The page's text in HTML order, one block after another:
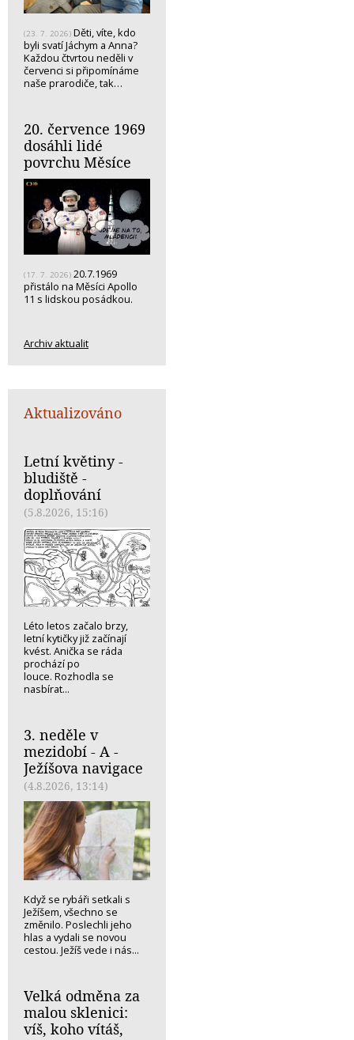
(23. 7. 2026) Děti, víte, kdo
byli svatí Jáchym a Anna?
Každou čtvrtou neděli v
červenci si připomínáme
naše prarodiče, tak…
20. července 1969
dosáhli lidé
povrchu Měsíce
(17. 7. 2026) 20.7.1969
přistálo na Měsíci Apollo
11 s lidskou posádkou.
Archiv aktualit
Aktualizováno
Letní květiny -
bludiště -
doplňování
(5.8.2026, 15:16)
Léto letos začalo brzy,
letní kytičky již začínají
kvést. Anička se ráda
prochází po
louce. Rozhodla se
nasbírat...
3. neděle v
mezidobí - A -
Ježíšova navigace
(4.8.2026, 13:14)
Když se rybáři setkali s
Ježíšem, všechno se
změnilo. Poslechli jeho
hlas a vydali se novou
cestou. Ježíš vede i nás...
Velká odměna za
malou sklenici:
víš, koho vítáš,